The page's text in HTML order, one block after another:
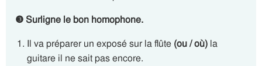
❸Surligne le bon homophone.
Il va préparer un exposé sur la flûte (ou /où) la
guitare il ne sait pas encore.